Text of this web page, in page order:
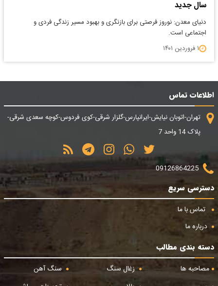
سال جدید
دنیای معدن: نوروز فرصتی برای بازنگری و بهبود مسیر زندگی فردی و
اجتماعی است.
۱ فروردین ۱۴۰۱
اطلاعات تماس
تهران-اتوبان نیایش-ایرانپارس-گلزار شرقی-کوی فردوس-کوچه سعدی شرقی-
پلاک 14 واحد 7
09126864225
دسترسی سریع
تماس با ما
درباره ما
دسته بندی مطالب
مصاحبه ها
زغال سنگ
سنگ آهن